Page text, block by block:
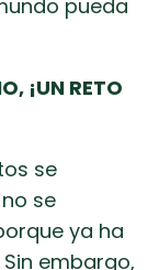
pueda
¡UN RETO
se
se
ya ha
embargo,